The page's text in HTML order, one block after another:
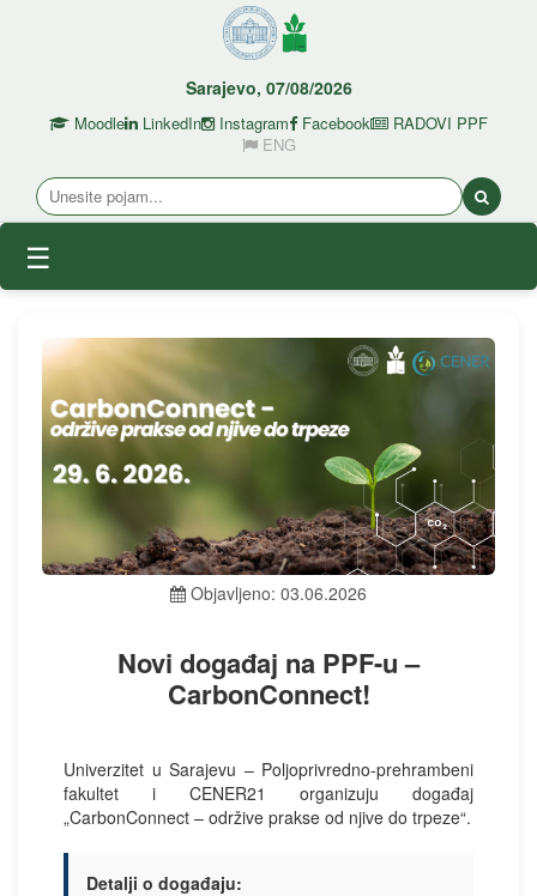
Sarajevo, 07/08/2026
Moodle LinkedIn Instagram Facebook
RADOVI PPF
ENG
☰
Objavljeno: 03.06.2026
Novi događaj na PPF-u –
CarbonConnect!
Univerzitet u Sarajevu – Poljoprivredno-prehrambeni
fakultet i CENER21 organizuju događaj
„CarbonConnect – održive prakse od njive do trpeze“.
Detalji o događaju: